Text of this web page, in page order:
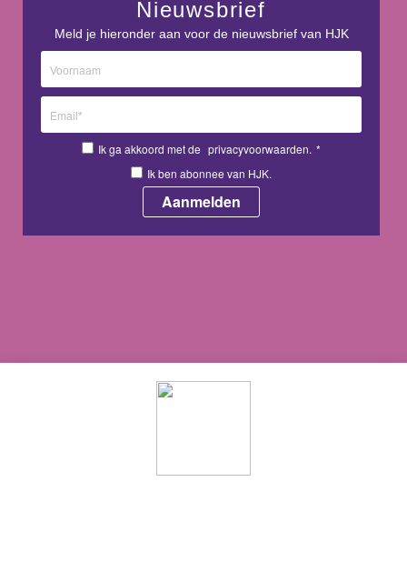
Nieuwsbrief
Meld je hieronder aan voor de nieuwsbrief van HJK
Ik ga akkoord met de privacyvoorwaarden. *
Ik ben abonnee van HJK.